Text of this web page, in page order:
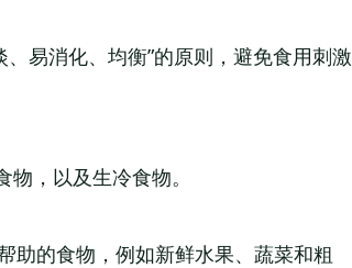
易消化、均衡”的原则，避免食用刺激
，以及生冷食物。
助的食物，例如新鲜水果、蔬菜和粗